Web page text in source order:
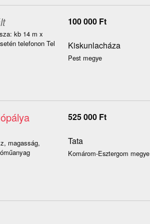
kb 14 m x
telefonon Tel
100 000 Ft
Kiskunlacháza
Pest megye
magasság,
525 000 Ft
Tata
Komárom-Esztergom megye